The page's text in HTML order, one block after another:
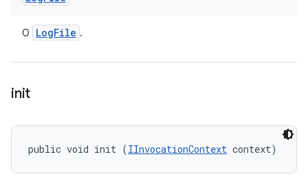
O LogFile .
init
public void init (IInvocationContext context)